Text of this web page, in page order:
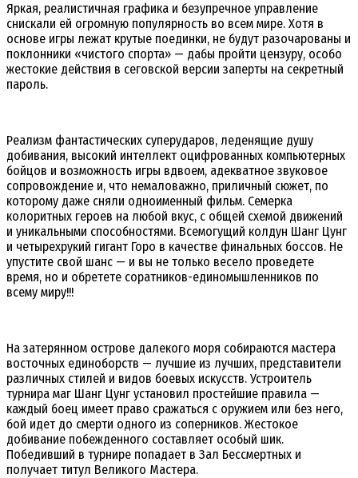
Яркая, реалистичная графика и безупречное управление
снискали ей огромную популярность во всем мире. Хотя в
основе игры лежат крутые поединки, не будут разочарованы и
поклонники «чистого спорта» — дабы пройти цензуру, особо
жестокие действия в сеговской версии заперты на секретный
пароль.
Реализм фантастических суперударов, леденящие душу
добивания, высокий интеллект оцифрованных компьютерных
бойцов и возможность игры вдвоем, адекватное звуковое
сопровождение и, что немаловажно, приличный сюжет, по
которому даже сняли одноименный фильм. Семерка
колоритных героев на любой вкус, с общей схемой движений
и уникальными способностями. Всемогущий колдун Шанг Цунг
и четырехрукий гигант Горо в качестве финальных боссов. Не
упустите свой шанс — и вы не только весело проведете
время, но и обретете соратников-единомышленников по
всему миру!!!
На затерянном острове далекого моря собираются мастера
восточных единоборств — лучшие из лучших, представители
различных стилей и видов боевых искусств. Устроитель
турнира маг Шанг Цунг установил простейшие правила —
каждый боец имеет право сражаться с оружием или без него,
бой идет до смерти одного из соперников. Жестокое
добивание побежденного составляет особый шик.
Победивший в турнире попадает в Зал Бессмертных и
получает титул Великого Мастера.